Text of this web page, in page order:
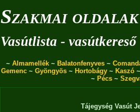
Szakmai oldalak
Vasútlista - vasútkereső
~ Almamellék ~ Balatonfenyves ~
Gemenc ~ Gyöngyös ~ Hortobágy ~ Kaszó
~ Pécs ~
Tájegység Vasút